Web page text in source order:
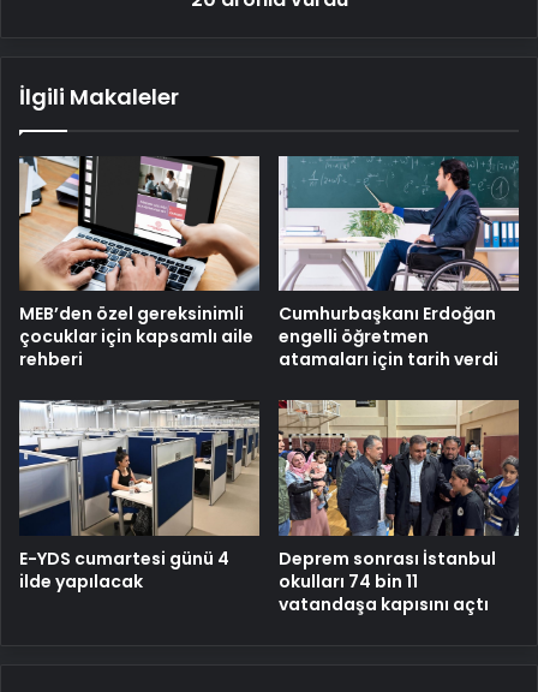
İlgili Makaleler
MEB’den özel gereksinimli
çocuklar için kapsamlı aile
rehberi
Cumhurbaşkanı Erdoğan
engelli öğretmen
atamaları için tarih verdi
E-YDS cumartesi günü 4
ilde yapılacak
Deprem sonrası İstanbul
okulları 74 bin 11
vatandaşa kapısını açtı